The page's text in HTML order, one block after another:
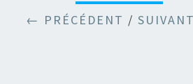
← PRÉCÉDENT /